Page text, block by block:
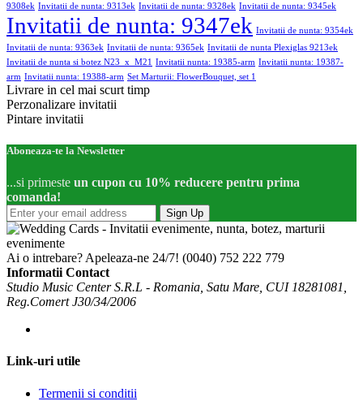
9308ek Invitatii de nunta: 9313ek Invitatii de nunta: 9328ek Invitatii de nunta: 9345ek
Invitatii de nunta: 9347ek Invitatii de nunta: 9354ek
Invitatii de nunta: 9363ek Invitatii de nunta: 9365ek Invitatii de nunta Plexiglas 9213ek
Invitatii de nunta si botez N23_x_M21
Invitatii nunta: 19385-arm Invitatii nunta: 19387-
arm Invitatii nunta: 19388-arm Set Marturii: FlowerBouquet, set 1
Livrare in cel mai scurt timp
Perzonalizare invitatii
Pintare invitatii
Aboneaza-te la Newsletter
...si primeste un cupon cu 10% reducere pentru prima
comanda!
Sign Up
Ai o intrebare? Apeleaza-ne 24/7! (0040) 752 222 779
Informatii Contact
Studio Music Center S.R.L - Romania, Satu Mare, CUI 18281081,
Reg.Comert J30/34/2006
Link-uri utile
Termenii si conditii